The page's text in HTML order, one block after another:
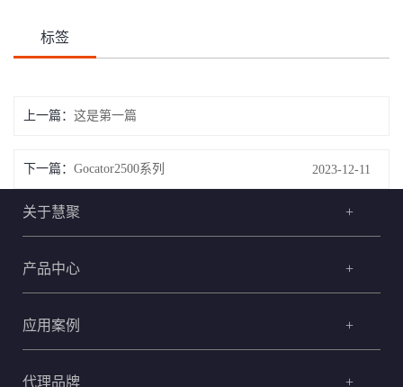
标签
上一篇： 这是第一篇
下一篇： Gocator2500系列 2023-12-11
关于慧聚 +
产品中心 +
应用案例 +
代理品牌 +